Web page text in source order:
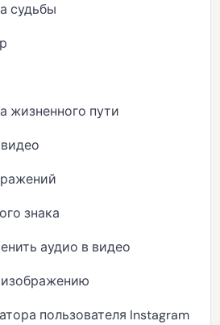
судьбы
жизненного пути
знака
аудио в видео
изображению
пользователя Instagram